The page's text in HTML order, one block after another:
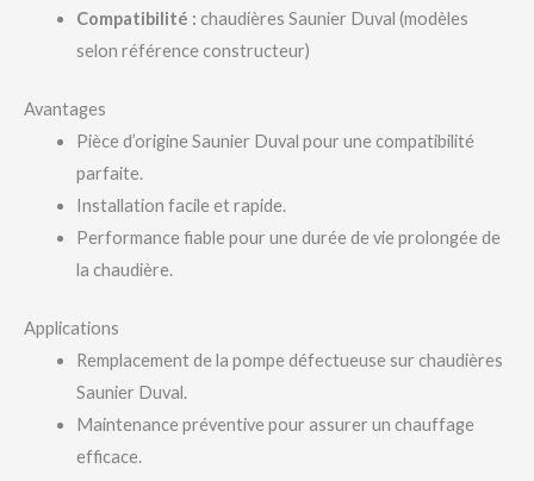
Compatibilité : chaudières Saunier Duval (modèles
selon référence constructeur)
Avantages
Pièce d’origine Saunier Duval pour une compatibilité
parfaite.
Installation facile et rapide.
Performance fiable pour une durée de vie prolongée de
la chaudière.
Applications
Remplacement de la pompe défectueuse sur chaudières
Saunier Duval.
Maintenance préventive pour assurer un chauffage
efficace.